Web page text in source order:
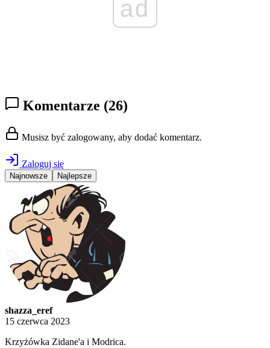
ad
Komentarze (26)
Musisz być zalogowany, aby dodać komentarz.
Zaloguj się
Najnowsze Najlepsze
shazza_eref
15 czerwca 2023
Krzyżówka Zidane'a i Modrica.